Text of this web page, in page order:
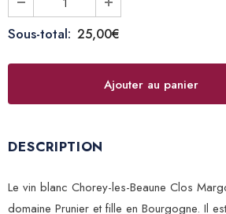
Sous-total: 25,00€
DESCRIPTION
Le vin blanc Chorey-les-Beaune Clos
domaine Prunier et fille en Bourgogne. Il